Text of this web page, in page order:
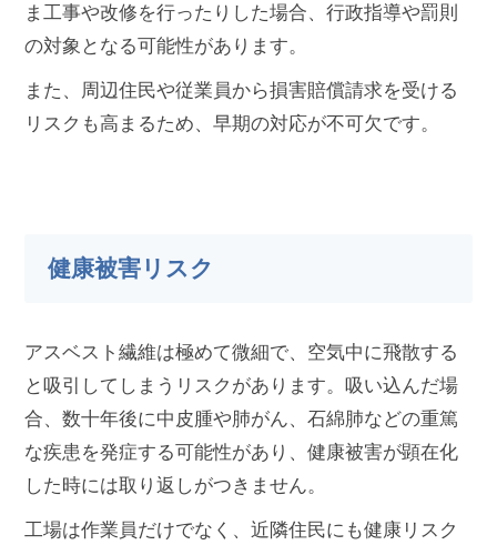
ま工事や改修を行ったりした場合、行政指導や罰則
の対象となる可能性があります。
また、周辺住民や従業員から損害賠償請求を受ける
リスクも高まるため、早期の対応が不可欠です。
健康被害リスク
アスベスト繊維は極めて微細で、空気中に飛散する
と吸引してしまうリスクがあります。吸い込んだ場
合、数十年後に中皮腫や肺がん、石綿肺などの重篤
な疾患を発症する可能性があり、健康被害が顕在化
した時には取り返しがつきません。
工場は作業員だけでなく、近隣住民にも健康リスク